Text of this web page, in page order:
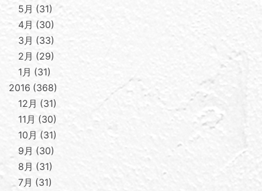
5月
31
4月
30
3月
33
2月
29
1月
31
2016 368
12月
31
11月
30
10月
31
9月
30
8月
31
7月
31